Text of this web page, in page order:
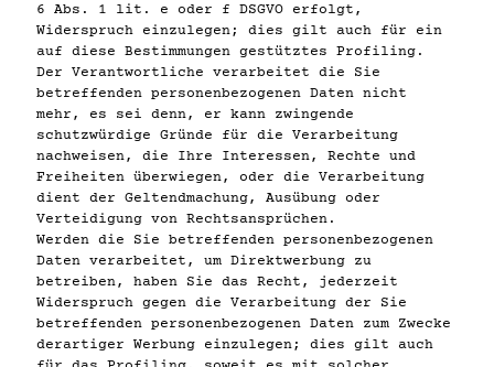
6 Abs. 1 lit. e oder f DSGVO erfolgt,
Widerspruch einzulegen; dies gilt auch für ein
auf diese Bestimmungen gestütztes Profiling.
Der Verantwortliche verarbeitet die Sie
betreffenden personenbezogenen Daten nicht
mehr, es sei denn, er kann zwingende
schutzwürdige Gründe für die Verarbeitung
nachweisen, die Ihre Interessen, Rechte und
Freiheiten überwiegen, oder die Verarbeitung
dient der Geltendmachung, Ausübung oder
Verteidigung von Rechtsansprüchen.
Werden die Sie betreffenden personenbezogenen
Daten verarbeitet, um Direktwerbung zu
betreiben, haben Sie das Recht, jederzeit
Widerspruch gegen die Verarbeitung der Sie
betreffenden personenbezogenen Daten zum Zwecke
derartiger Werbung einzulegen; dies gilt auch